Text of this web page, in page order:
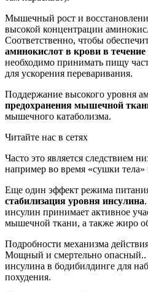
Мышечный рост и
высокой концентрации
Соответственно, чтобы
аминокислот в крови в
необходимо принимать пищу
для ускорения переваривания.
Поддержание высокого уровня
предохранения мышечной
мышечного катаболизма.
Читайте нас в сетях
Часто это является следствием
например во время «сушки тела»
Еще один эффект режима
стабилизация уровня инсулина
инсулин принимает активное
мышечной ткани, а также жиро
Подробности механизма
Мощный и смертельно опасный..
инсулина в бодибилдинге для
похудения.